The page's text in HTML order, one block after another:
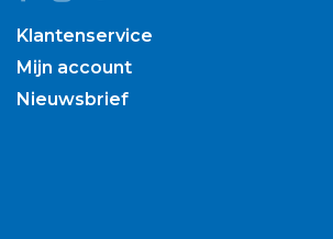
Klantenservice
Mijn account
Nieuwsbrief